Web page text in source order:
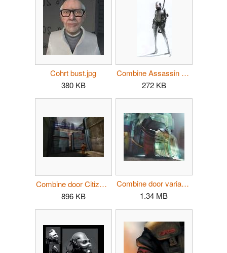
Cohrt bust.jpg
380 KB
Combine Assassin con.jpg
272 KB
Combine door Citizen.jpg
896 KB
Combine door variant concept.jpg
1.34 MB